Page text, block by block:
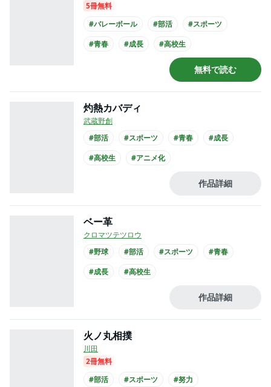
5冊無料
#バレーボール
#部活
#スポーツ
#青春
#成長 #高校生
無料で読む
灼熱カバディ
武蔵野創
#部活
#スポーツ #青春
#成長
#高校生
#アニメ化
作品詳細
ベー革
クロマツテツロウ
#野球
#部活 #スポーツ
#青春
#成長
#高校生
作品詳細
火ノ丸相撲
川田
2冊無料
#部活
#スポーツ
#努力